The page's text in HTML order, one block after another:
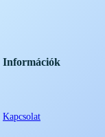
Információk
Kapcsolat